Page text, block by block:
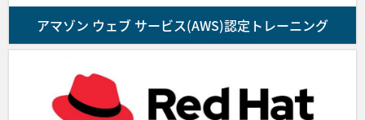
ない場合はお客様にその旨通知するものとしま
す。
■第4条 (代金のお支払)
アマゾン ウェブ サービス(AWS)認定トレーニング